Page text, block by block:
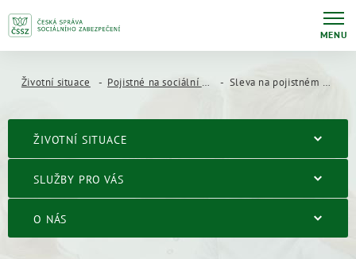
MENU
Životní situace Pojistné na sociální zabezpečení Sleva na pojistném zaměstnance v ovocnářství a při pěstování zeleniny
ŽIVOTNÍ SITUACE
SLUŽBY PRO VÁS
O NÁS